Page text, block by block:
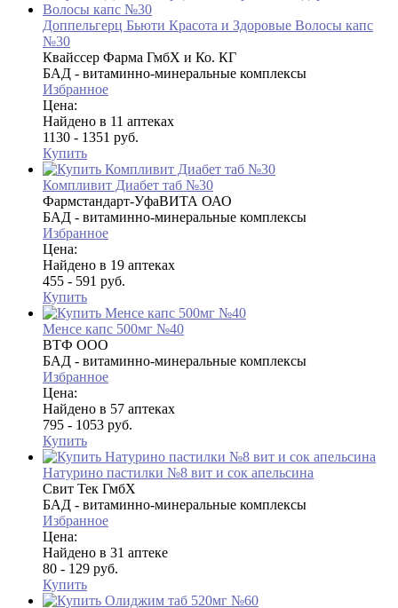
Доппельгерц Бьюти Красота и Здоровые Волосы капс
№30
Квайссер Фарма ГмбХ и Ко. КГ
БАД - витаминно-минеральные комплексы
Избранное
Цена:
Найдено в 11 аптеках
1130 - 1351 руб.
Купить
Компливит Диабет таб №30
Фармстандарт-УфаВИТА ОАО
БАД - витаминно-минеральные комплексы
Избранное
Цена:
Найдено в 19 аптеках
455 - 591 руб.
Купить
Менсе капс 500мг №40
ВТФ ООО
БАД - витаминно-минеральные комплексы
Избранное
Цена:
Найдено в 57 аптеках
795 - 1053 руб.
Купить
Натурино пастилки №8 вит и сок апельсина
Свит Тек ГмбХ
БАД - витаминно-минеральные комплексы
Избранное
Цена:
Найдено в 31 аптеке
80 - 129 руб.
Купить